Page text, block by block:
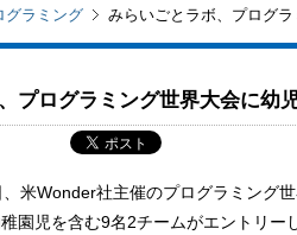
グラミング みらいごとラボ、プログ
プログラミング世界大会に幼
米Wonder社主催のプログラミング
園児を含む9名2チームがエントリー